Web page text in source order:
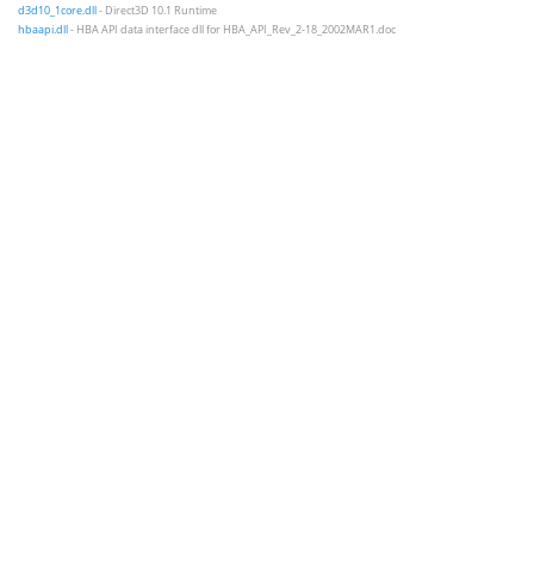
d3d10_1core.dll- Direct3D 10.1 Runtime
hbaapi.dll- HBA API data interface dll for HBA_API_Rev_2-18_2002MAR1.doc